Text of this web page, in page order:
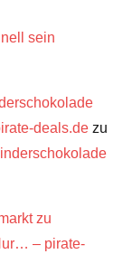
sein
deals.de zu
zu
– pirate-